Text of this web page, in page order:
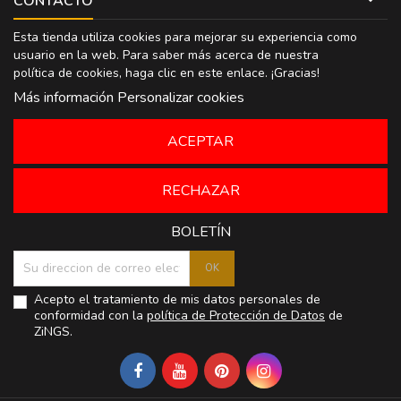
Esta tienda utiliza cookies para mejorar su experiencia como
usuario en la web. Para saber más acerca de nuestra
política de cookies, haga clic en este enlace. ¡Gracias!
Más información Personalizar cookies
RECHAZAR
ACEPTAR
BOLETÍN
Acepto el tratamiento de mis datos personales de
conformidad con la política de Protección de Datos de
ZiNGS.